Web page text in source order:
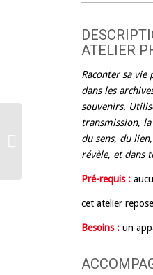
ATELIER
Raconter sa
dans les
souvenirs.
transmission,
du sens, du
révèle, et dans
Pré-requis :
cet atelier
Besoins : un